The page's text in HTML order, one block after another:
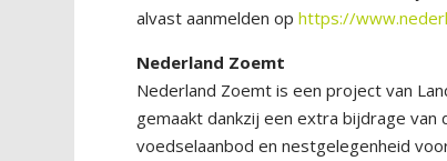
alvast aanmelden ophttps://
Nederland Zoemt
Nederland Zoemt is een project van
gemaakt dankzij een extra bijdrage
voedselaanbod en nestgelegenheid